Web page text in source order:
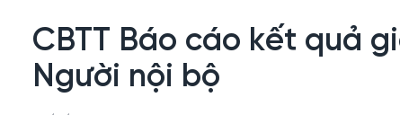
CBTT Báo cáo kết quả
Người nội bộ